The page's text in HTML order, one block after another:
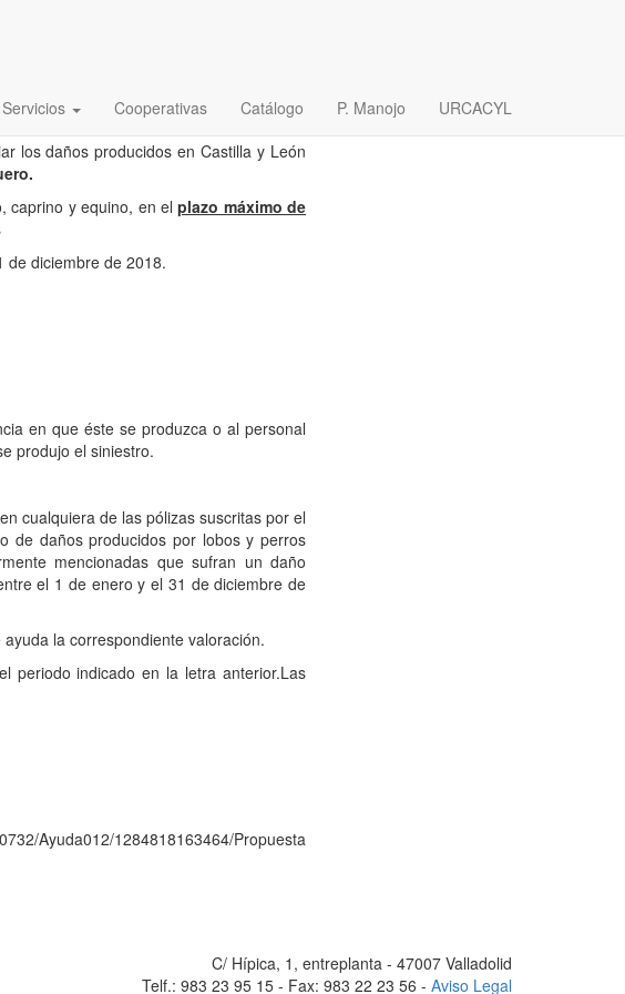
Servicios Cooperativas Catálogo P. Manojo URCACYL
POR LOBOS Y PERROS
los daños producidos en Castilla y León
caprino y equino, en elplazo máximo de
de diciembre de 2018.
en que éste se produzca o al personal
produjo el siniestro.
cualquiera de las pólizas suscritas por el
de daños producidos por lobos y perros
mencionadas que sufran un daño
el 1 de enero y el 31 de diciembre de
la correspondiente valoración.
periodo indicado en la letra anterior.Las
Ayuda012/1284818163464/Propuesta
C/ Hípica, 1, entreplanta - 47007 Valladolid
Telf.: 983 23 95 15 - Fax: 983 22 23 56 - Aviso Legal